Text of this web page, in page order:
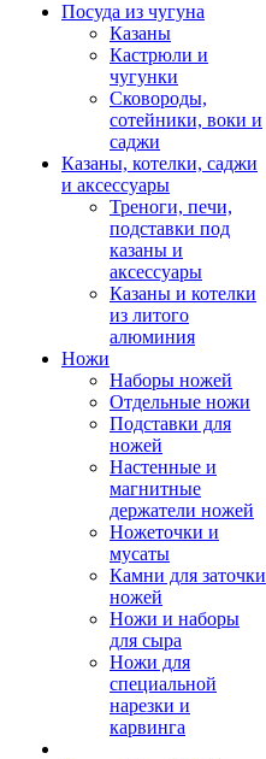
Посуда из чугуна
Казаны
Кастрюли и
чугунки
Сковороды,
сотейники, воки и
саджи
Казаны, котелки, саджи
и аксессуары
Треноги, печи,
подставки под
казаны и
аксессуары
Казаны и котелки
из литого
алюминия
Ножи
Наборы ножей
Отдельные ножи
Подставки для
ножей
Настенные и
магнитные
держатели ножей
Ножеточки и
мусаты
Камни для заточки
ножей
Ножи и наборы
для сыра
Ножи для
специальной
нарезки и
карвинга